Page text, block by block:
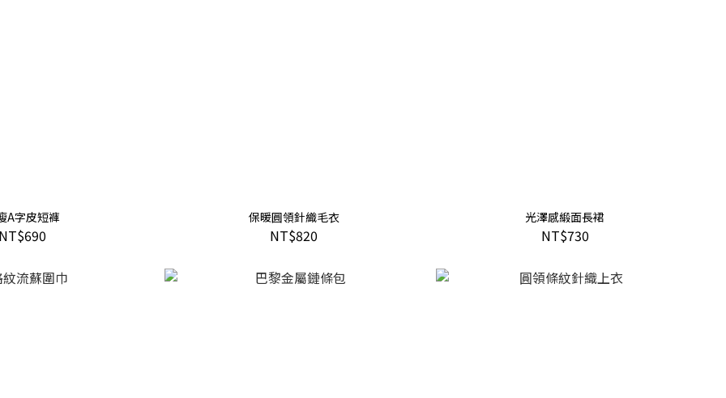
A字皮短褲 保暖圓領針織毛衣
NT$820
光澤感緞面長裙
NT$730